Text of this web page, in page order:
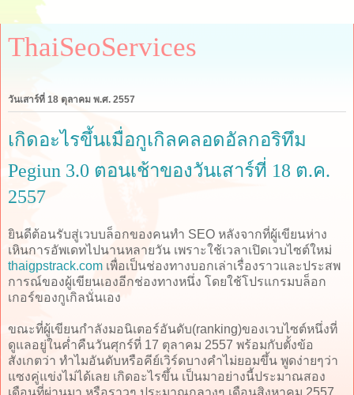
ThaiSeoServices
วันเสาร์ที่ 18 ตุลาคม พ.ศ. 2557
เกิดอะไรขึ้นเมื่อกูเกิลคลอดอัลกอริทึม
Pegiun 3.0 ตอนเช้าของวันเสาร์ที่ 18 ต.ค.
2557
ยินดีต้อนรับสู่เวบบล็อกของคนทำ SEO หลังจากที่ผู้เขียนห่าง
เหินการอัพเดทไปนานหลายวัน เพราะใช้เวลาเปิดเวบไซต์ใหม่
thaigpstrack.com เพื่อเป็นช่องทางบอกเล่าเรื่องราวและประสพ
การณ์ของผู้เขียนเองอีกช่องทางหนึ่ง โดยใช้โปรแกรมบล็อก
เกอร์ของกูเกิลนั่นเอง
ขณะที่ผู้เขียนกำลังมอนิเตอร์อันดับ(ranking)ของเวบไซต์หนึ่งที่
ดูแลอยู่ในค่ำคืนวันศุกร์ที่ 17 ตุลาคม 2557 พร้อมกับตั้งข้อ
สังเกตว่า ทำไมอันดับหรือคีย์เวิร์ดบางคำไม่ยอมขึ้น พูดง่ายๆว่า
แซงคู่แข่งไม่ได้เลย เกิดอะไรขึ้น เป็นมาอย่างนี้ประมาณสอง
เดือนที่ผ่านมา หรือราวๆ ประมาณกลางๆ เดือนสิงหาคม 2557